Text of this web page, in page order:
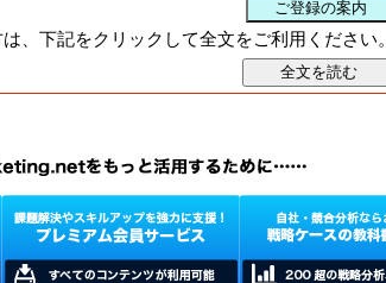
、下記をクリックして全文をご利用ください。